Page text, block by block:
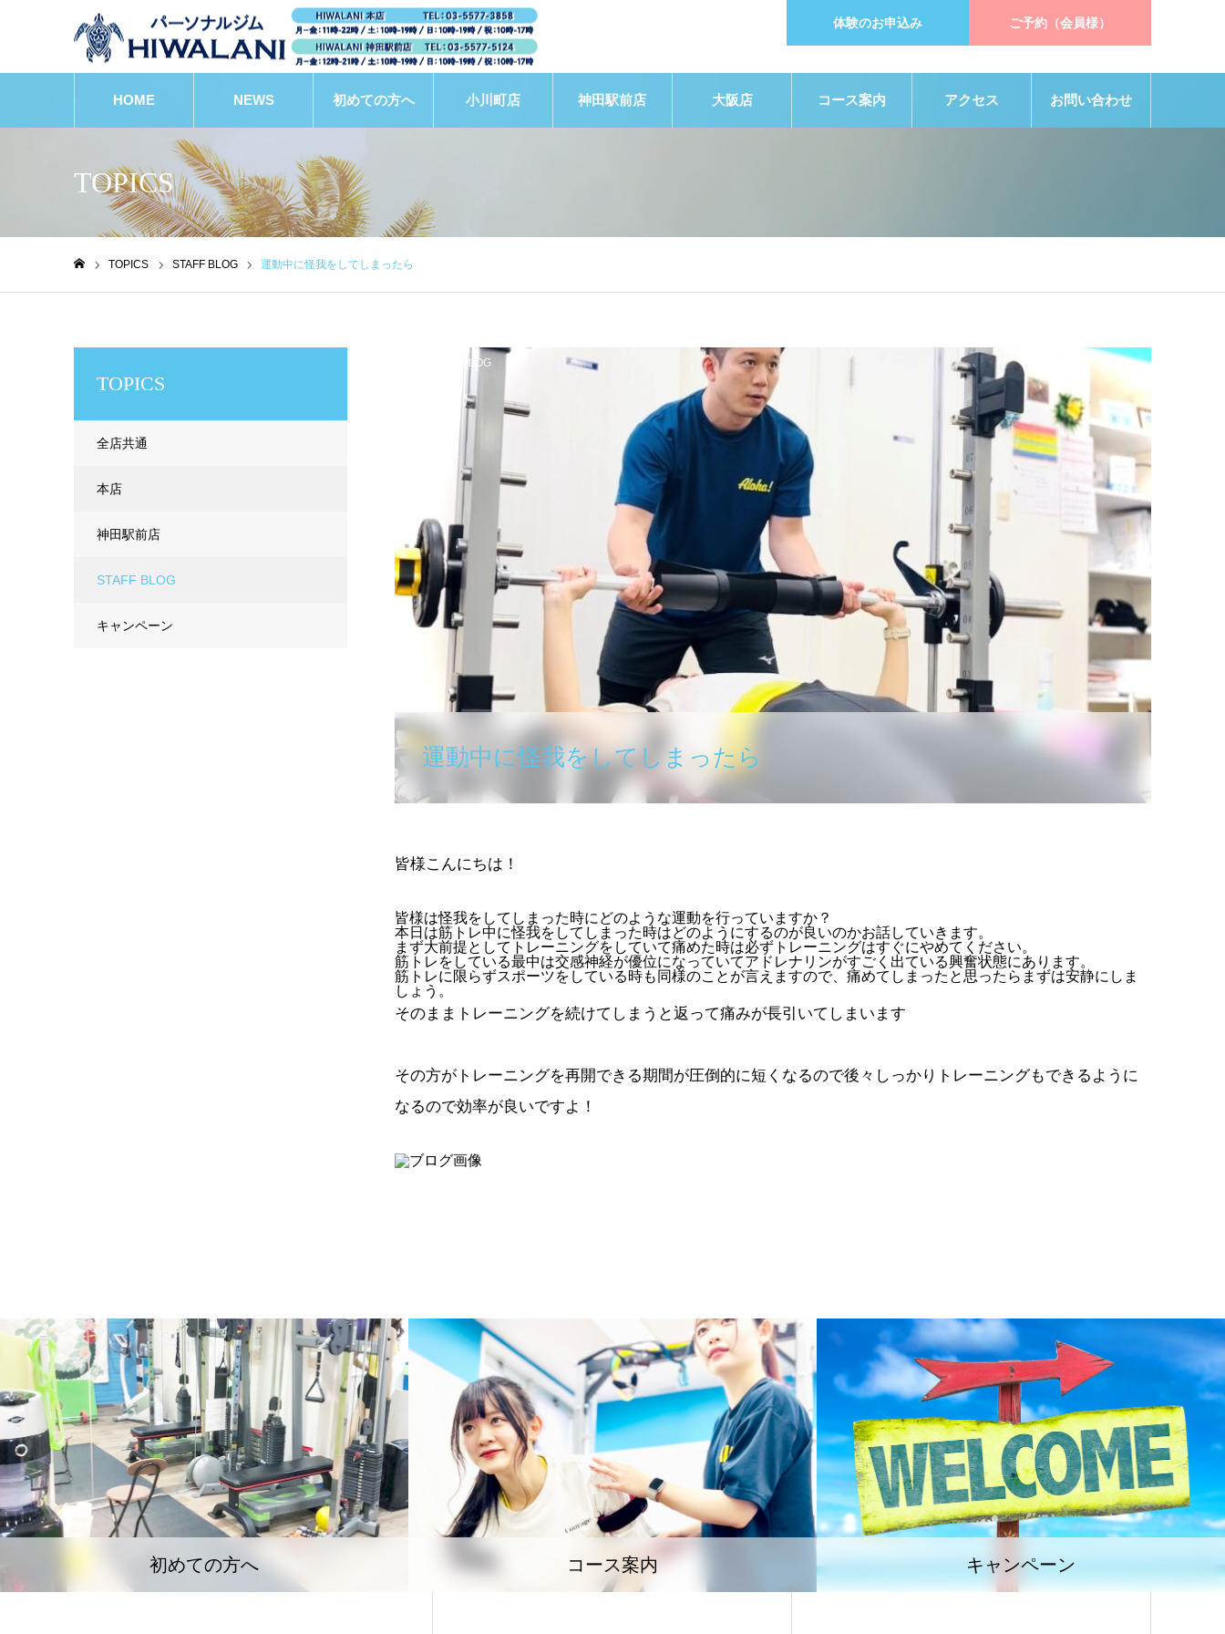
体験のお申込み ご予約（会員様）
HOME NEWS 初めての方へ 小川町店 神田駅前店 大阪店 コース案内 アクセス お問い合わせ
TOPICS
TOPICS STAFF BLOG 運動中に怪我をしてしまったら
STAFF BLOG
運動中に怪我をしてしまったら
皆様こんにちは！
皆様は怪我をしてしまった時にどのような運動を行っていますか？
本日は筋トレ中に怪我をしてしまった時はどのようにするのが良いのかお話していきます。
まず大前提としてトレーニングをしていて痛めた時は必ずトレーニングはすぐにやめてください。
筋トレをしている最中は交感神経が優位になっていてアドレナリンがすごく出ている興奮状態にあります。
筋トレに限らずスポーツをしている時も同様のことが言えますので、痛めてしまったと思ったらまずは安静にしま
しょう。
そのままトレーニングを続けてしまうと返って痛みが長引いてしまいます
その方がトレーニングを再開できる期間が圧倒的に短くなるので後々しっかりトレーニングもできるように
なるので効率が良いですよ！
TOPICS
全店共通
本店
神田駅前店
STAFF BLOG
キャンペーン
初めての方へ コース案内 キャンペーン